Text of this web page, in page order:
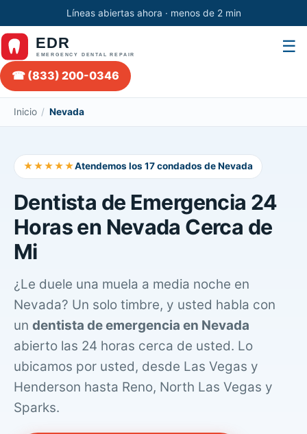
Líneas abiertas ahora · menos de 2 min
☰
☎ (833) 200-0346
Inicio / Nevada
★★★★★Atendemos los 17 condados de Nevada
Dentista de Emergencia 24
Horas en Nevada Cerca de
Mi
¿Le duele una muela a media noche en
Nevada? Un solo timbre, y usted habla con
un dentista de emergencia en Nevada
abierto las 24 horas cerca de usted. Lo
ubicamos por usted, desde Las Vegas y
Henderson hasta Reno, North Las Vegas y
Sparks.